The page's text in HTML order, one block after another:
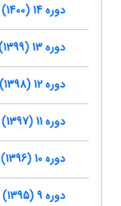
دوره 14 (1400)
دوره 13 (1399)
دوره 12 (1398)
دوره 11 (1397)
دوره 10 (1396)
دوره 9 (1395)